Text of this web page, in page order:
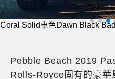
Coral Solid車色Dawn Black
Pebble Beach 2019
Rolls-Royce固有的豪華